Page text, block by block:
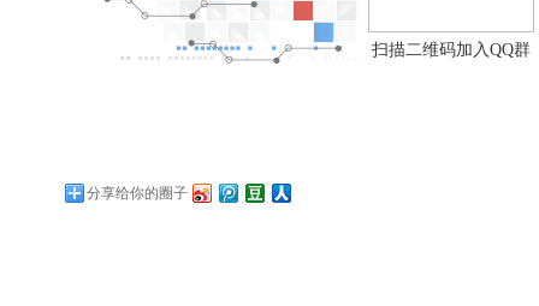
扫描二维码加入QQ群
分享给你的圈子